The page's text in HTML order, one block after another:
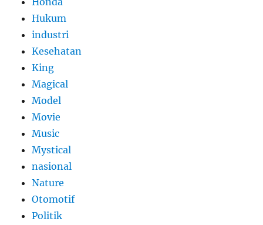
Hukum
industri
Kesehatan
King
Magical
Model
Movie
Music
Mystical
nasional
Nature
Otomotif
Politik